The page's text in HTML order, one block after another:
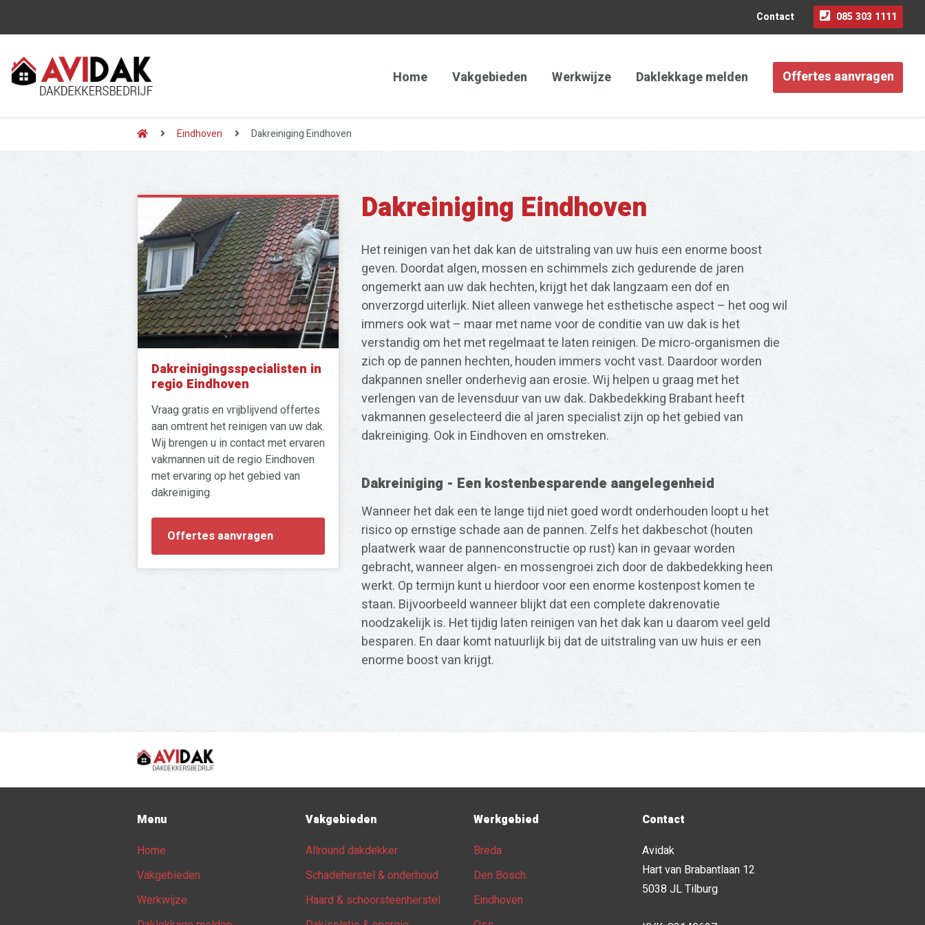
naar:
Contact 085 303 1111
Home Vakgebieden Werkwijze Daklekkage melden Offertes aanvragen
Eindhoven Dakreiniging Eindhoven
Dakreiniging Eindhoven
Het reinigen van het dak kan de uitstraling van uw huis een enorme boost
geven. Doordat algen, mossen en schimmels zich gedurende de jaren
ongemerkt aan uw dak hechten, krijgt het dak langzaam een dof en
onverzorgd uiterlijk. Niet alleen vanwege het esthetische aspect – het oog wil
immers ook wat – maar met name voor de conditie van uw dak is het
verstandig om het met regelmaat te laten reinigen. De micro-organismen die
zich op de pannen hechten, houden immers vocht vast. Daardoor worden
dakpannen sneller onderhevig aan erosie. Wij helpen u graag met het
verlengen van de levensduur van uw dak. Dakbedekking Brabant heeft
vakmannen geselecteerd die al jaren specialist zijn op het gebied van
dakreiniging. Ook in Eindhoven en omstreken.
Dakreiniging - Een kostenbesparende aangelegenheid
Wanneer het dak een te lange tijd niet goed wordt onderhouden loopt u het
risico op ernstige schade aan de pannen. Zelfs het dakbeschot (houten
plaatwerk waar de pannenconstructie op rust) kan in gevaar worden
gebracht, wanneer algen- en mossengroei zich door de dakbedekking heen
werkt. Op termijn kunt u hierdoor voor een enorme kostenpost komen te
staan. Bijvoorbeeld wanneer blijkt dat een complete dakrenovatie
noodzakelijk is. Het tijdig laten reinigen van het dak kan u daarom veel geld
besparen. En daar komt natuurlijk bij dat de uitstraling van uw huis er een
enorme boost van krijgt.
Dakreinigingsspecialisten in
regio Eindhoven
Vraag gratis en vrijblijvend offertes
aan omtrent het reinigen van uw dak.
Wij brengen u in contact met ervaren
vakmannen uit de regio Eindhoven
met ervaring op het gebied van
dakreiniging.
Offertes aanvragen
Menu
Home
Vakgebieden
Werkwijze
Vakgebieden
Allround dakdekker
Schadeherstel & onderhoud
Haard & schoorsteenherstel
Werkgebied
Breda
Den Bosch
Eindhoven
Contact
Avidak
Hart van Brabantlaan 12
5038 JL Tilburg